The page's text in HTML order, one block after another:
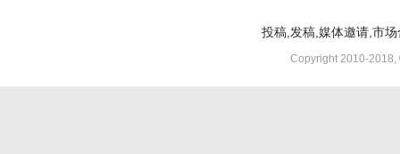
投稿,发稿,媒体邀请,市
Copyright 2010-2018,